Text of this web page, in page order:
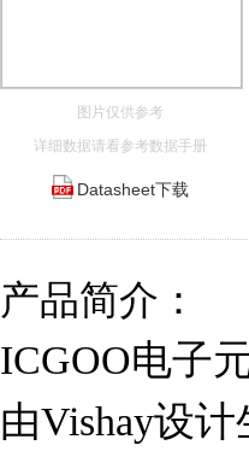
图片仅供参考
详细数据请看参考数据手册
Datasheet下载
产品简介：
ICGOO电子
由Vishay设